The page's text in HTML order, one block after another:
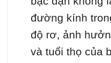
đường kính
độ rơ, ảnh
và tuổi thọ của